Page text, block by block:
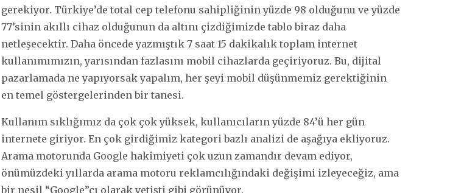
gerekiyor. Türkiye’de total cep telefonu sahipliğinin yüzde 98 olduğunu ve yüzde
77’sinin akıllı cihaz olduğunun da altını çizdiğimizde tablo biraz daha
netleşecektir. Daha öncede yazmıştık 7 saat 15 dakikalık toplam internet
kullanımımızın, yarısından fazlasını mobil cihazlarda geçiriyoruz. Bu, dijital
pazarlamada ne yapıyorsak yapalım, her şeyi mobil düşünmemiz gerektiğinin
en temel göstergelerinden bir tanesi.
Kullanım sıklığımız da çok çok yüksek, kullanıcıların yüzde 84’ü her gün
internete giriyor. En çok girdiğimiz kategori bazlı analizi de aşağıya ekliyoruz.
Arama motorunda Google hakimiyeti çok uzun zamandır devam ediyor,
önümüzdeki yıllarda arama motoru reklamcılığındaki değişimi izleyeceğiz, ama
bir nesil “Google”cı olarak yetişti gibi görünüyor.